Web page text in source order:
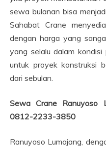
sewa bulanan bisa
Sahabat Crane
dengan harga yang
yang selalu dalam
untuk proyek konstruksi
dari sebulan.
Sewa Crane Ranuyoso
0812-2233-3850
Ranuyoso Lumajang,